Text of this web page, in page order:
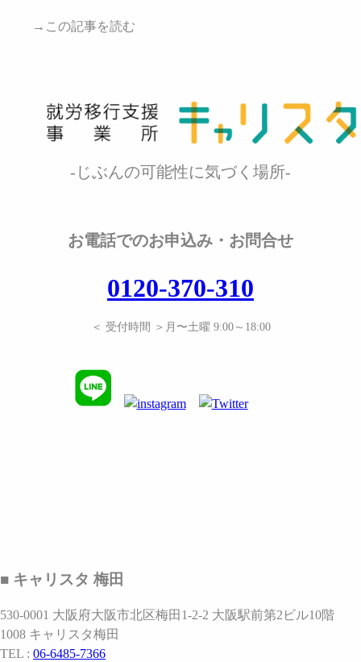
→この記事を読む
-じぶんの可能性に気づく場所-
お電話でのお申込み・お問合せ
0120-370-310
＜ 受付時間 ＞月〜土曜 9:00～18:00
■ キャリスタ 梅田
530-0001 大阪府大阪市北区梅田1-2-2 大阪駅前第2ビル10階
1008 キャリスタ梅田
TEL : 06-6485-7366